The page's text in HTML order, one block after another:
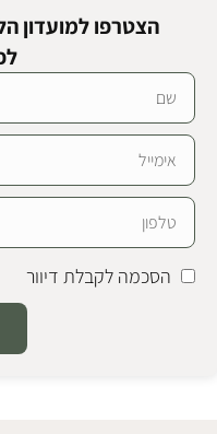
הצטרפו למועדון
הסכמה לקבלת דיוור